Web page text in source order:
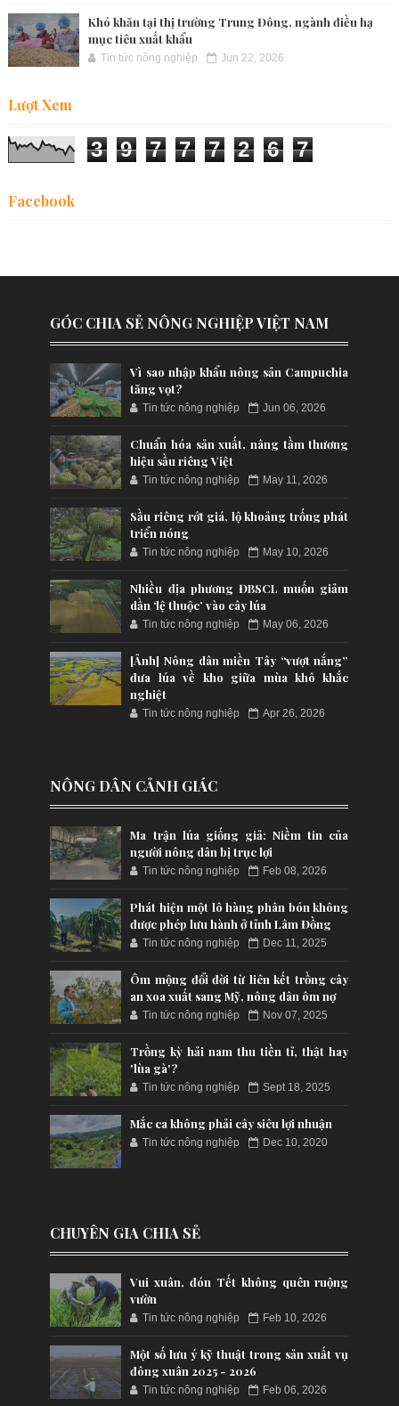
Khó khăn tại thị trường Trung Đông, ngành điều hạ
mục tiêu xuất khẩu
Tin tức nông nghiệp Jun 22, 2026
Lượt Xem
3 9 7 7 7 2 6 7
Facebook
GÓC CHIA SẺ NÔNG NGHIỆP VIỆT NAM
Vì sao nhập khẩu nông sản Campuchia
tăng vọt?
Tin tức nông nghiệp Jun 06, 2026
Chuẩn hóa sản xuất, nâng tầm thương
hiệu sầu riêng Việt
Tin tức nông nghiệp May 11, 2026
Sầu riêng rớt giá, lộ khoảng trống phát
triển nóng
Tin tức nông nghiệp May 10, 2026
Nhiều địa phương ĐBSCL muốn giảm
dần ‘lệ thuộc’ vào cây lúa
Tin tức nông nghiệp May 06, 2026
[Ảnh] Nông dân miền Tây “vượt nắng”
đưa lúa về kho giữa mùa khô khắc
nghiệt
Tin tức nông nghiệp Apr 26, 2026
NÔNG DÂN CẢNH GIÁC
Ma trận lúa giống giả: Niềm tin của
người nông dân bị trục lợi
Tin tức nông nghiệp Feb 08, 2026
Phát hiện một lô hàng phân bón không
được phép lưu hành ở tỉnh Lâm Đồng
Tin tức nông nghiệp Dec 11, 2025
Ôm mộng đổi đời từ liên kết trồng cây
an xoa xuất sang Mỹ, nông dân ôm nợ
Tin tức nông nghiệp Nov 07, 2025
Trồng kỳ hải nam thu tiền tỉ, thật hay
'lùa gà'?
Tin tức nông nghiệp Sept 18, 2025
Mắc ca không phải cây siêu lợi nhuận
Tin tức nông nghiệp Dec 10, 2020
CHUYÊN GIA CHIA SẺ
Vui xuân, đón Tết không quên ruộng
vườn
Tin tức nông nghiệp Feb 10, 2026
Một số lưu ý kỹ thuật trong sản xuất vụ
đông xuân 2025 - 2026
Tin tức nông nghiệp Feb 06, 2026